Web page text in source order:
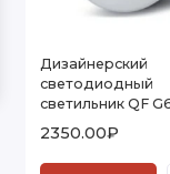
Дизайнерский
светодиодный
светильник QF
2350.00₽